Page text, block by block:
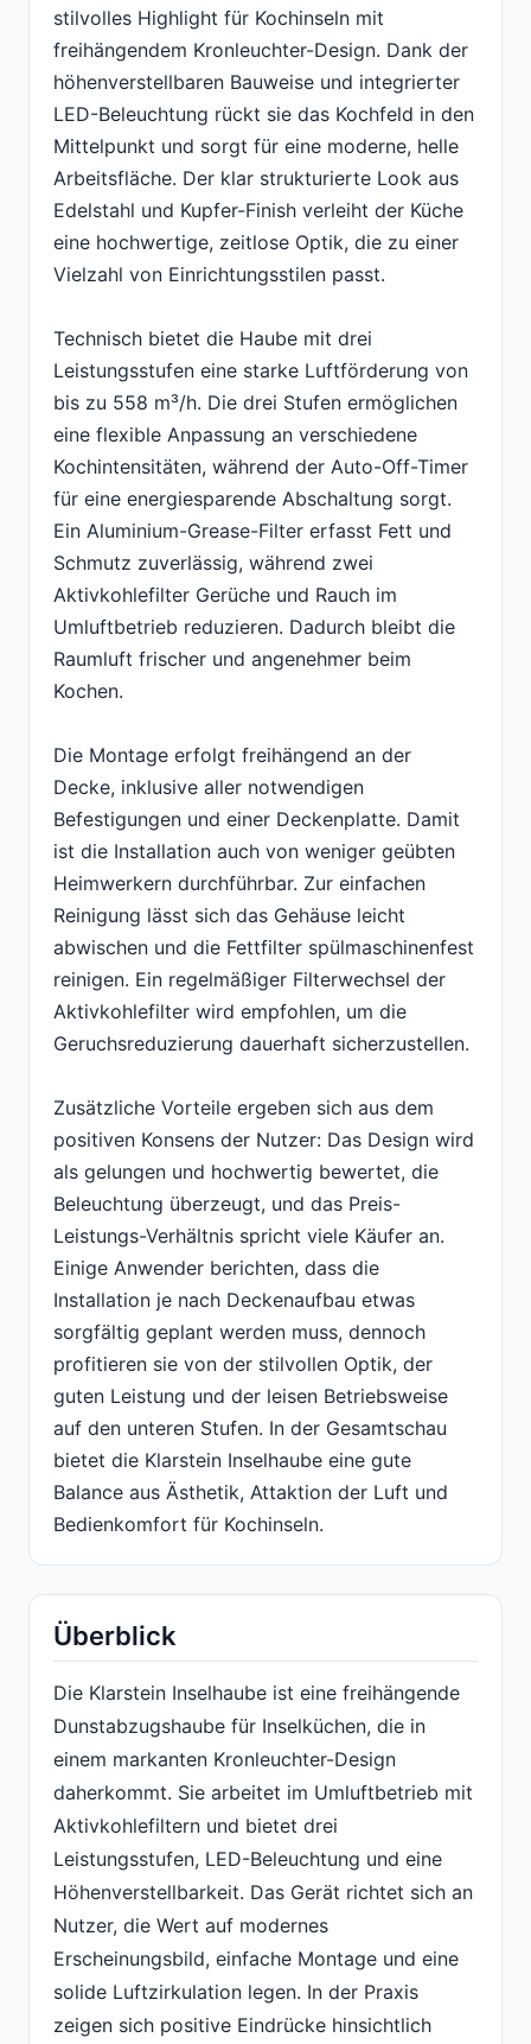
stilvolles Highlight für Kochinseln mit
freihängendem Kronleuchter-Design. Dank der
höhenverstellbaren Bauweise und integrierter
LED-Beleuchtung rückt sie das Kochfeld in den
Mittelpunkt und sorgt für eine moderne, helle
Arbeitsfläche. Der klar strukturierte Look aus
Edelstahl und Kupfer-Finish verleiht der Küche
eine hochwertige, zeitlose Optik, die zu einer
Vielzahl von Einrichtungsstilen passt.
Technisch bietet die Haube mit drei
Leistungsstufen eine starke Luftförderung von
bis zu 558 m³/h. Die drei Stufen ermöglichen
eine flexible Anpassung an verschiedene
Kochintensitäten, während der Auto-Off-Timer
für eine energiesparende Abschaltung sorgt.
Ein Aluminium-Grease-Filter erfasst Fett und
Schmutz zuverlässig, während zwei
Aktivkohlefilter Gerüche und Rauch im
Umluftbetrieb reduzieren. Dadurch bleibt die
Raumluft frischer und angenehmer beim
Kochen.
Die Montage erfolgt freihängend an der
Decke, inklusive aller notwendigen
Befestigungen und einer Deckenplatte. Damit
ist die Installation auch von weniger geübten
Heimwerkern durchführbar. Zur einfachen
Reinigung lässt sich das Gehäuse leicht
abwischen und die Fettfilter spülmaschinenfest
reinigen. Ein regelmäßiger Filterwechsel der
Aktivkohlefilter wird empfohlen, um die
Geruchsreduzierung dauerhaft sicherzustellen.
Zusätzliche Vorteile ergeben sich aus dem
positiven Konsens der Nutzer: Das Design wird
als gelungen und hochwertig bewertet, die
Beleuchtung überzeugt, und das Preis-
Leistungs-Verhältnis spricht viele Käufer an.
Einige Anwender berichten, dass die
Installation je nach Deckenaufbau etwas
sorgfältig geplant werden muss, dennoch
profitieren sie von der stilvollen Optik, der
guten Leistung und der leisen Betriebsweise
auf den unteren Stufen. In der Gesamtschau
bietet die Klarstein Inselhaube eine gute
Balance aus Ästhetik, Attaktion der Luft und
Bedienkomfort für Kochinseln.
Überblick
Die Klarstein Inselhaube ist eine freihängende
Dunstabzugshaube für Inselküchen, die in
einem markanten Kronleuchter-Design
daherkommt. Sie arbeitet im Umluftbetrieb mit
Aktivkohlefiltern und bietet drei
Leistungsstufen, LED-Beleuchtung und eine
Höhenverstellbarkeit. Das Gerät richtet sich an
Nutzer, die Wert auf modernes
Erscheinungsbild, einfache Montage und eine
solide Luftzirkulation legen. In der Praxis
zeigen sich positive Eindrücke hinsichtlich